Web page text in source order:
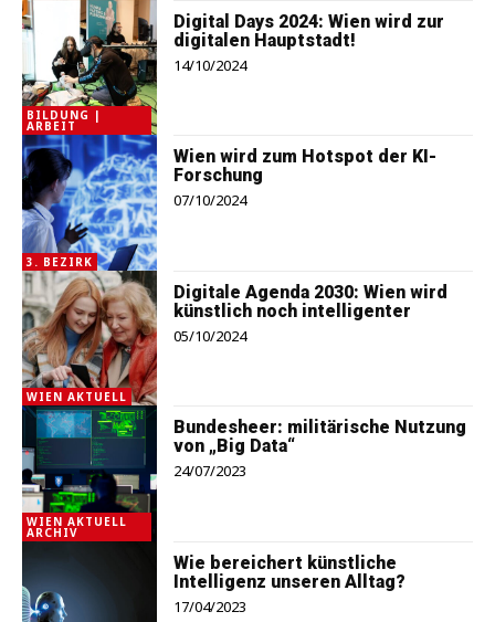
BILDUNG |
ARBEIT
Digital Days 2024: Wien wird zur
digitalen Hauptstadt!
14/10/2024
3. BEZIRK
Wien wird zum Hotspot der KI-
Forschung
07/10/2024
WIEN AKTUELL
Digitale Agenda 2030: Wien wird
künstlich noch intelligenter
05/10/2024
WIEN AKTUELL
ARCHIV
Bundesheer: militärische Nutzung
von „Big Data“
24/07/2023
Wie bereichert künstliche
Intelligenz unseren Alltag?
17/04/2023